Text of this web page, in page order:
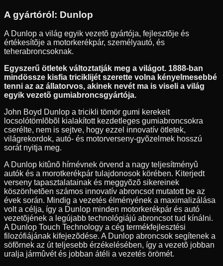
A gyártóról: Dunlop
A Dunlop a világ egyik vezetõ gyártója, fejlesztõje és
értékesítõje a motorkerékpár, személyautó, és
teherabroncsoknak.
Egyszerű ötletek változtatják meg a világot. 1888-ban
mindössze kisfia triciklijét szerette volna kényelmesebbé
tenni az az állatorvos, akinek nevét ma is viseli a világ
egyik vezetõ gumiabroncsgyártója.
John Boyd Dunlop a tricikli tömör gumi kerekeit
locsolótömlõbõl kialakított kezdetleges gumiabroncsokra
cserélte, nem is sejtve, hogy ezzel innovatív ötletek,
világrekordok, autó- és motorverseny-gyõzelmek hosszú
sorát nyitja meg.
A Dunlop kitûnõ hírnévnek örvend a nagy teljesítményû
autók és a morotkerékpár tulajdonosok körében. Kiterjedt
verseny tapasztalatainak és meggyõzõ sikereinek
köszönhetõen számos innovatív abroncsot mutatott be az
évek során. Mindig a vezetés élményének a maximalizálása
volt a célja, így a Dunlop minden motorkerékpár és autó
vezetõjének a legújabb technológiájú abroncsot tud kínálni.
A Dunlop Touch Technology a cég termékfejlesztési
filozófiájának kifejezõdése. A Dunlop abroncsok segítenek a
söfõrnek az út teljesebb érzékelésében, így a vezetõ jobban
uralja jármûvét és jobban átéli a vezetés örömét.